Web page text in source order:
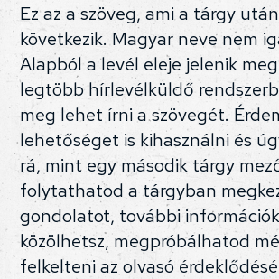
Ez az a szöveg, ami a tárgy
következik. Magyar neve nem
Alapból a levél eleje jelenik
legtöbb hírlevélküldő
meg lehet írni a szövegét.
lehetőséget is kihasználni és
rá, mint egy második tárgy
folytathatod a tárgyban
gondolatot, további
közölhetsz, megpróbálhatod
felkelteni az olvasó